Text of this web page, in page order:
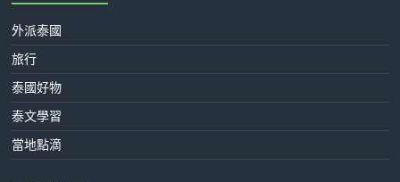
外派泰國
旅行
泰國好物
泰文學習
當地點滴